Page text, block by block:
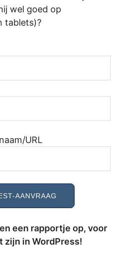
wel goed op
tablets)?
URL
een rapportje op, voor
zijn in WordPress!